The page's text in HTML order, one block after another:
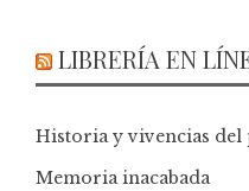
LIBRERÍA EN
Historia y vivencias del
Memoria inacabada